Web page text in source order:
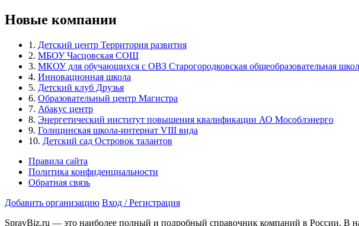
Новые компании
1. Детский центр Территория развития
2. МБОУ Часцовская СОШ
3. МКОУ для обучающихся с ОВЗ Старогородковская общеобразовательная
4. Инновационная школа
5. Детский клуб Друзья
6. Образовательный центр Магистра
7. Абакус центр
8. Энергетический институт повышения квалификации АО Мособлэнерго
9. Голицинская школа-интернат VIII вида
10. Детский сад Островок талантов
Правила сайта
Политика конфиденциальности
Обратная связь
Добавить организацию Вход / Регистрация
SpravBiz.ru — это наиболее полный и подробный справочник компаний в России. В